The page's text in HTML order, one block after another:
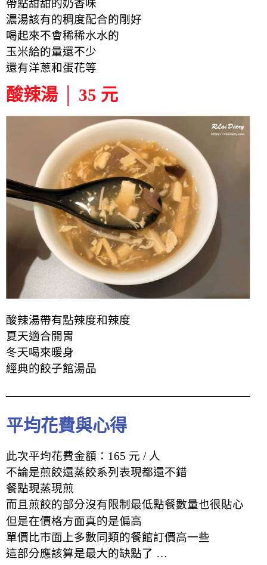
帶點甜甜的奶香味
濃湯該有的稠度配合的剛好
喝起來不會稀稀水水的
玉米給的量還不少
還有洋蔥和蛋花等
酸辣湯 │ 35 元
酸辣湯帶有點辣度和辣度
夏天適合開胃
冬天喝來暖身
經典的餃子館湯品
平均花費與心得
此次平均花費金額：165 元 / 人
不論是煎餃還蒸餃系列表現都還不錯
餐點現蒸現煎
而且煎餃的部分沒有限制最低點餐數量也很貼心
但是在價格方面真的是偏高
單價比市面上多數同類的餐館訂價高一些
這部分應該算是最大的缺點了 …